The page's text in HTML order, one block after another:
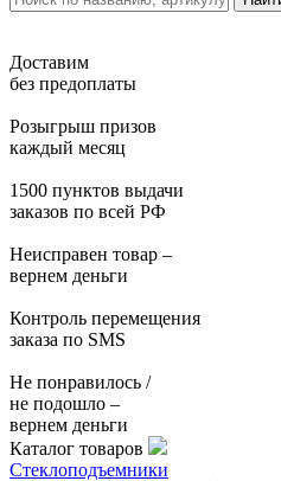
Доставим
без предоплаты
Розыгрыш призов
каждый месяц
1500 пунктов выдачи
заказов по всей РФ
Неисправен товар –
вернем деньги
Контроль перемещения
заказа по SMS
Не понравилось /
не подошло –
вернем деньги
Каталог товаров
Стеклоподъемники